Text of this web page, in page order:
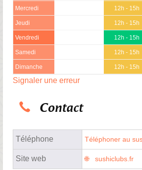
Mercredi 12h - 15h
Jeudi 12h - 15h
Vendredi 12h - 15h
Samedi 12h - 15h
Dimanche 12h - 15h
Signaler une erreur
Contact
Téléphone Téléphoner au
Site web sushiclubs.fr